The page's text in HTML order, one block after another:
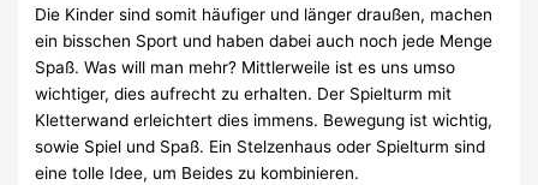
Die Kinder sind somit häufiger und länger draußen, machen
ein bisschen Sport und haben dabei auch noch jede Menge
Spaß. Was will man mehr? Mittlerweile ist es uns umso
wichtiger, dies aufrecht zu erhalten. Der Spielturm mit
Kletterwand erleichtert dies immens. Bewegung ist wichtig,
sowie Spiel und Spaß. Ein Stelzenhaus oder Spielturm sind
eine tolle Idee, um Beides zu kombinieren.